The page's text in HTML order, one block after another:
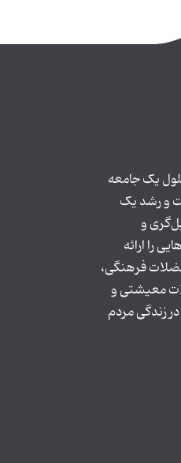
یک جامعه
و رشد یک
و
را ارائه
فرهنگی،
معیشتی و
زندگی مردم